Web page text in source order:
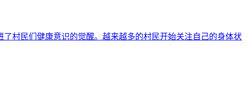
村民们健康意识的觉醒。越来越多的村民开始关注自己的身体状